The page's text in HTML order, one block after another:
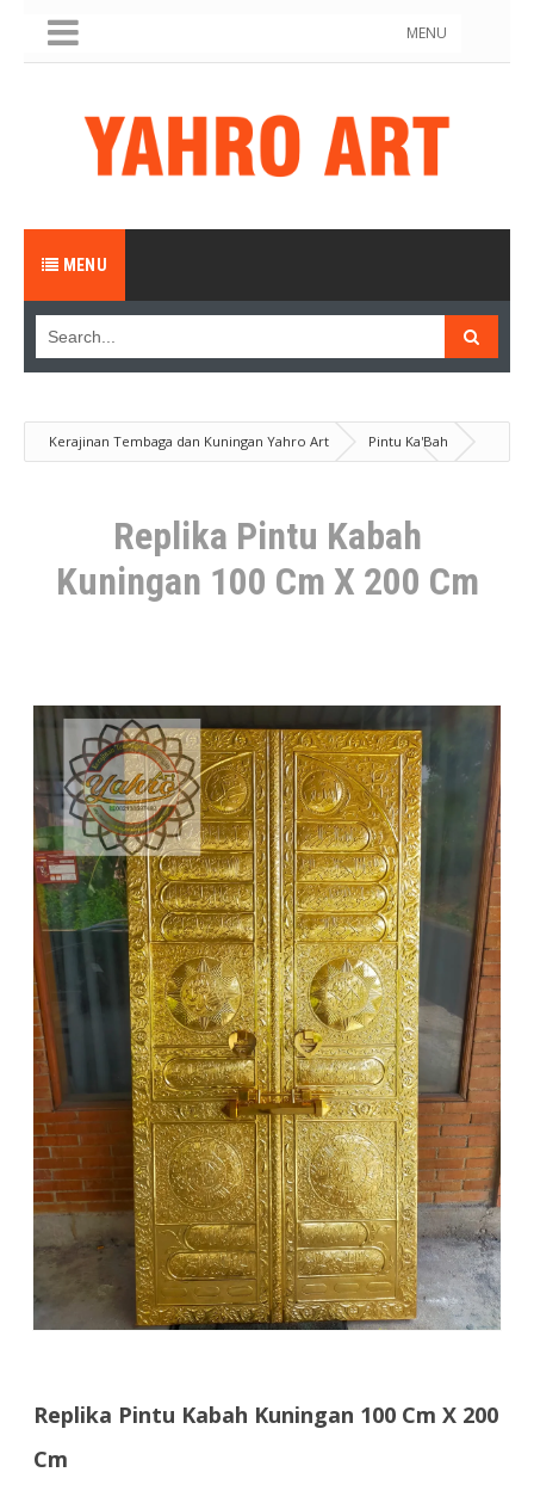
MENU
MENU
Kerajinan Tembaga dan Kuningan Yahro Art
Pintu Ka'Bah
Produk
Replika Pintu Kabah Kuningan 100 Cm X 200 Cm
Replika Pintu Kabah
Kuningan 100 Cm X 200 Cm
Replika Pintu Kabah Kuningan 100 Cm X 200
Cm